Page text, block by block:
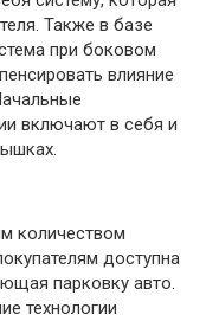
Также в базе
при боковом
влияние
включают в себя и
количеством
доступна
парковку авто.
технологии